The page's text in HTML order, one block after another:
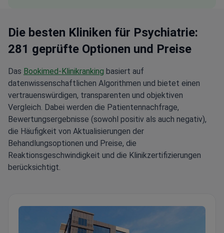
Die besten Kliniken für Psychiatrie:
281 geprüfte Optionen und Preise
Das Bookimed-Klinikranking basiert auf
datenwissenschaftlichen Algorithmen und bietet einen
vertrauenswürdigen, transparenten und objektiven
Vergleich. Dabei werden die Patientennachfrage,
Bewertungsergebnisse (sowohl positiv als auch negativ),
die Häufigkeit von Aktualisierungen der
Behandlungsoptionen und Preise, die
Reaktionsgeschwindigkeit und die Klinikzertifizierungen
berücksichtigt.